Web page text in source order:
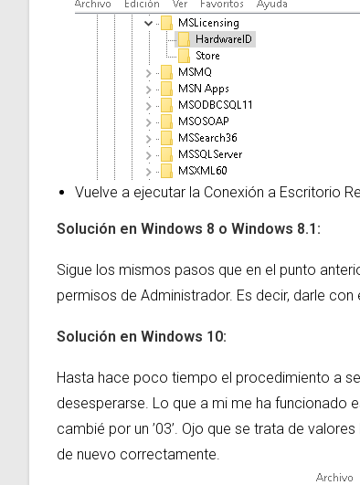
Vuelve a ejecutar la Conexión a Escritorio
Solución en Windows 8 o Windows 8.1:
Sigue los mismos pasos que en el punto
permisos de Administrador. Es decir, darle
Solución en Windows 10:
Hasta hace poco tiempo el procedimiento a
desesperarse. Lo que a mi me ha funcionado
cambié por un ’03’. Ojo que se trata de
de nuevo correctamente.